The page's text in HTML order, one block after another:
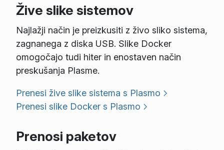
Žive slike sistemov
Najlažji način je preizkusiti z živo sliko sistema,
zagnanega z diska USB. Slike Docker
omogočajo tudi hiter in enostaven način
preskušanja Plasme.
Prenesi žive slike sistema s Plasmo
Prenesi slike Docker s Plasmo
Prenosi paketov